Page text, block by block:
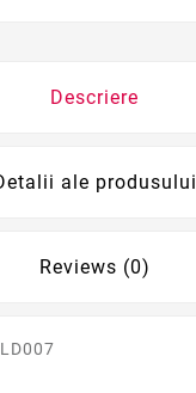
Descriere
ale produsului
Reviews (0)